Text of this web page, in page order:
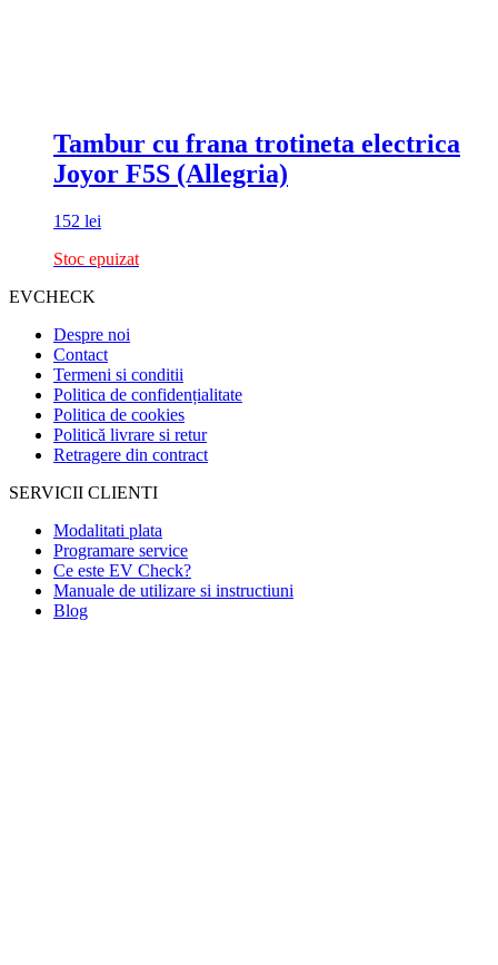
Tambur cu frana trotineta electrica
Joyor F5S (Allegria)
152 lei
Stoc epuizat
EVCHECK
Despre noi
Contact
Termeni si conditii
Politica de confidențialitate
Politica de cookies
Politică livrare si retur
Retragere din contract
SERVICII CLIENTI
Modalitati plata
Programare service
Ce este EV Check?
Manuale de utilizare si instructiuni
Blog